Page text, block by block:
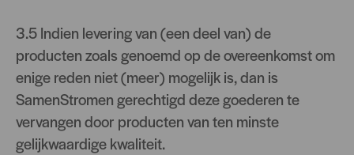
3.5 Indien levering van (een deel van) de
producten zoals genoemd op de overeenkomst om
enige reden niet (meer) mogelijk is, dan is
SamenStromen gerechtigd deze goederen te
vervangen door producten van ten minste
gelijkwaardige kwaliteit.